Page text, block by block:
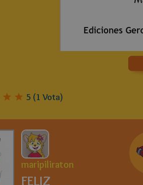
5 (1 Vota)
maripiliraton
FELIZ